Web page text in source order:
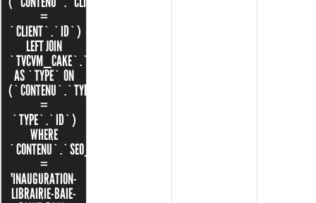
=
`CLIENT`.`ID`)
LEFT JOIN
`TVCVM_CAKE`.`TYPES`
AS `TYPE` ON
(`CONTENU`.`TYPE_ID`
=
`TYPE`.`ID`)
WHERE
`CONTENU`.`SEO_SLUG`
=
'INAUGURATION-
LIBRAIRIE-BAIE-